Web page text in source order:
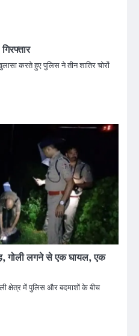
करते हुए पुलिस ने तीन शातिर चोरों
गोली लगने से एक घायल, एक
क्षेत्र में पुलिस और बदमाशों के बीच